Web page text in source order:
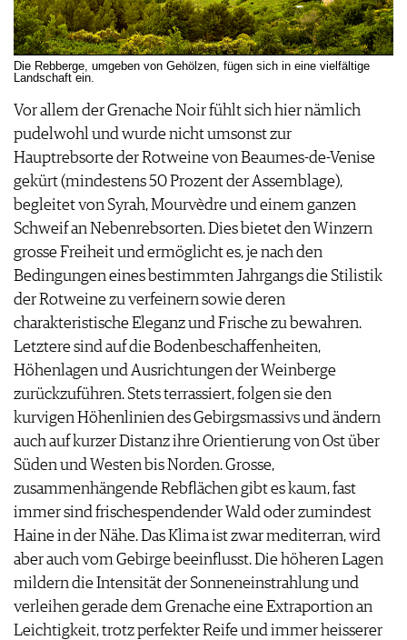
Die Rebberge, umgeben von Gehölzen, fügen sich in eine vielfältige
Landschaft ein.
Vor allem der Grenache Noir fühlt sich hier nämlich
pudelwohl und wurde nicht umsonst zur
Hauptrebsorte der Rotweine von Beaumes-de-Venise
gekürt (mindestens 50 Prozent der Assemblage),
begleitet von Syrah, Mourvèdre und einem ganzen
Schweif an Nebenrebsorten. Dies bietet den Winzern
grosse Freiheit und ermöglicht es, je nach den
Bedingungen eines bestimmten Jahrgangs die Stilistik
der Rotweine zu verfeinern sowie deren
charakteristische Eleganz und Frische zu bewahren.
Letztere sind auf die Bodenbeschaffenheiten,
Höhenlagen und Ausrichtungen der Weinberge
zurückzuführen. Stets terrassiert, folgen sie den
kurvigen Höhenlinien des Gebirgsmassivs und ändern
auch auf kurzer Distanz ihre Orientierung von Ost über
Süden und Westen bis Norden. Grosse,
zusammenhängende Rebflächen gibt es kaum, fast
immer sind frischespendender Wald oder zumindest
Haine in der Nähe. Das Klima ist zwar mediterran, wird
aber auch vom Gebirge beeinflusst. Die höheren Lagen
mildern die Intensität der Sonneneinstrahlung und
verleihen gerade dem Grenache eine Extraportion an
Leichtigkeit, trotz perfekter Reife und immer heisserer